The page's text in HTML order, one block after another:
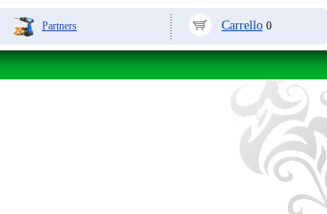
Partners Carrello 0